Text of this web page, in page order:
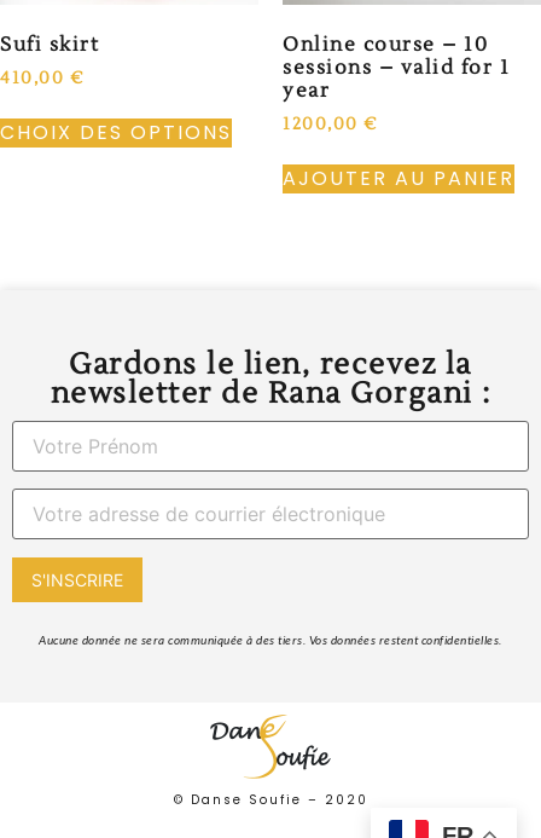
Sufi skirt
410,00 €
CHOIX DES OPTIONS
Online course – 10
sessions – valid for 1
year
1200,00 €
AJOUTER AU PANIER
Gardons le lien, recevez la
newsletter de Rana Gorgani :
© Danse Soufie – 2020